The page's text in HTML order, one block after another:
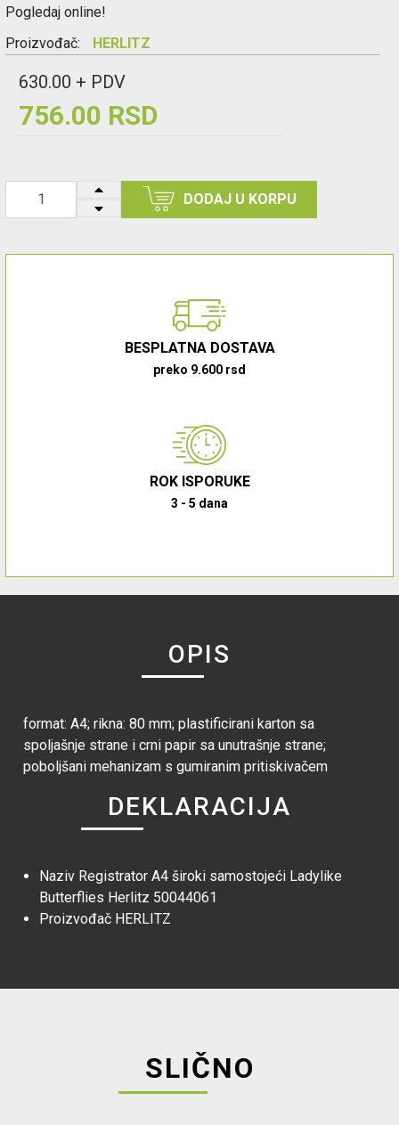
Pogledaj online!
Proizvođač:
HERLITZ
630.00 + PDV
756.00 RSD
DODAJ U KORPU
BESPLATNA DOSTAVA
preko 9.600 rsd
ROK ISPORUKE
3 - 5 dana
OPIS
format: A4; rikna: 80 mm; plastificirani karton sa
spoljašnje strane i crni papir sa unutrašnje strane;
poboljšani mehanizam s gumiranim pritiskivačem
DEKLARACIJA
Naziv Registrator A4 široki samostojeći Ladylike
Butterflies Herlitz 50044061
Proizvođač HERLITZ
SLIČNO